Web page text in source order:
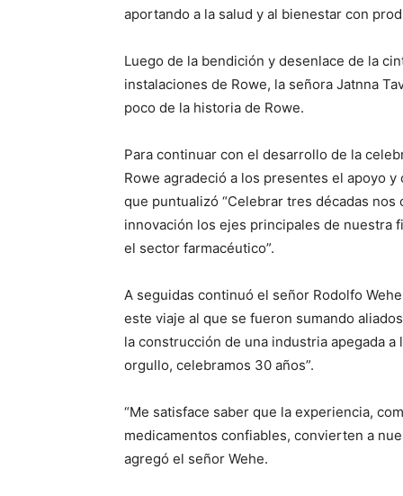
aportando a la salud y al bienestar con
Luego de la bendición y desenlace de la
instalaciones de Rowe, la señora Jatnna
poco de la historia de Rowe.
Para continuar con el desarrollo de la
Rowe agradeció a los presentes el apoyo
que puntualizó “Celebrar tres décadas
innovación los ejes principales de nuestra
el sector
A seguidas continuó el señor Rodolfo
este viaje al que se fueron sumando
la construcción de una industria apegada
orgullo, celebramos 30 años”.
“Me satisface saber que la experiencia,
medicamentos confiables, convierten a
agregó el señor Wehe.